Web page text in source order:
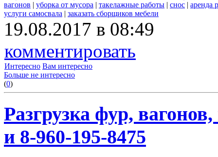
вагонов | уборка от мусора | такелажные работы | снос | аренда
услуги самосвала | заказать сборщиков мебели
19.08.2017 в 08:49
комментировать
Интересно Вам интересно
Больше не интересно
(0)
Разгрузка фур,
и 8-960-195-8475